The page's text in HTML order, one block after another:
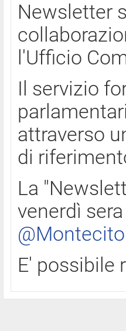
Newsletter
l'Ufficio
Il servizio
attraverso
di
La
venerdì
E' possibile